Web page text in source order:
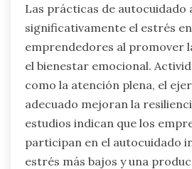
Las prácticas de autocuidado
significativamente el estrés
emprendedores al promover
el bienestar emocional.
como la atención plena, el
adecuado mejoran la
estudios indican que los
participan en el autocuidado
estrés más bajos y una